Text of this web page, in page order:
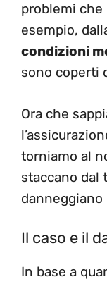
problemi che
esempio,
condizioni
sono coperti
Ora che
torniamo al
staccano dal
danneggiano
Il caso e il
In base a